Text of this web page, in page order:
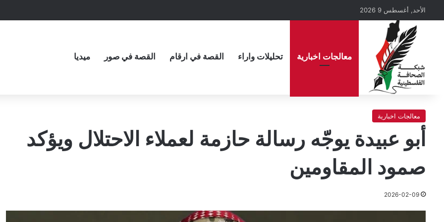
الأحد, أغسطس 9 2026
معالجات اخبارية تحليلات واراء القصة في ارقام القصة في صور ميديا
معالجات اخبارية
أبو عبيدة يوجّه رسالة حازمة لعملاء الاحتلال ويؤكد
صمود المقاومين
2026-02-09